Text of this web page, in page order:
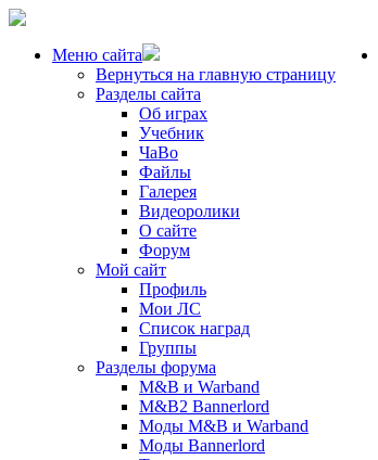
Меню сайта
Вернуться на главную страницу
Разделы сайта
Об играх
Учебник
ЧаВо
Файлы
Галерея
Видеоролики
О сайте
Форум
Мой сайт
Профиль
Мои ЛС
Список наград
Группы
Разделы форума
M&B и Warband
M&B2 Bannerlord
Моды M&B и Warband
Моды Bannerlord